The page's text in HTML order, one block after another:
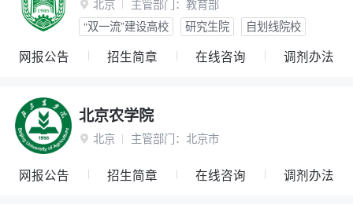
 北京 主管部门： 教育部
“双一流”建设高校
研究生院 自划线院校
网报公告 招生简章 在线咨询 调剂办法
北京农学院
 北京 主管部门： 北京市
网报公告 招生简章 在线咨询 调剂办法